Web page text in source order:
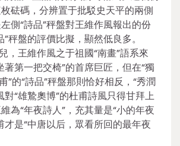
砝碼，分辨置于批駁史天平的兩側
側“詩品”秤盤對王維作風報出的份
秤盤的評價比擬，顯然低良多。
，王維作風之于祖國“南畫”語系來
著第一把交椅”的首席巨匠，但在“獨
”的“詩品”秤盤那則恰好相反，“秀潤
對“雄鷙奧博”的杜甫詩風只得甘拜上
為“年夜詩人”，充其量是“小的年夜
才是“中唐以后，眾看所回的最年夜